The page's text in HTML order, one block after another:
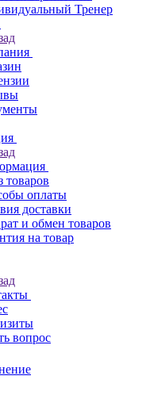
Тренер
товаров
оплаты
доставки
и обмен товаров
на товар
вопрос